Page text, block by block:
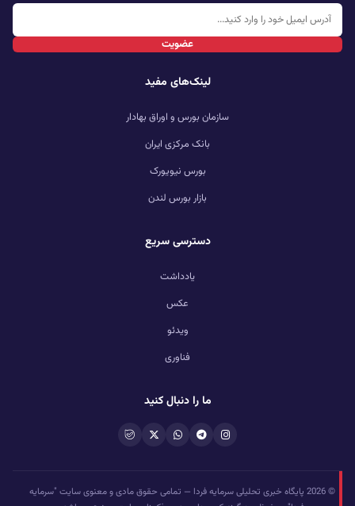
عضویت
لینک‌های مفید
سازمان بورس و اوراق بهادار
بانک مرکزی ایران
بورس نیویورک
بازار بورس لندن
دسترسی سریع
یادداشت
عکس
ویدئو
فناوری
ما را دنبال کنید
© 2026 پایگاه خبری تحلیلی سرمایه فردا — تمامی حقوق مادی و معنوی سایت "سرمایه